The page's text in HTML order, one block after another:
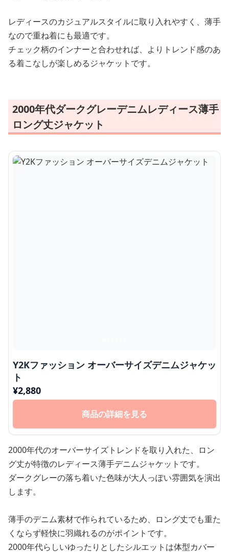
レディースのカジュアルスタイルに取り入れやすく、薄手
なので重ね着にも最適です。
チェック柄のインナーと合わせれば、よりトレンド感のあ
る着こなしが楽しめるジャケットです。
2000年代ダークグレーデニムレディース薄手
ロング丈ジャケット
Y2Kファッション オーバーサイズデニムジャケッ
ト
¥2,880
商品の詳細を見る
2000年代のオーバーサイズトレンドを取り入れた、ロン
グ丈が特徴のレディース薄手デニムジャケットです。
ダークグレーの落ち着いた色味が大人っぽい雰囲気を演出
します。
薄手のデニム素材で作られているため、ロング丈でも重た
くならず軽快に羽織れるのがポイントです。
2000年代らしいゆったりとしたシルエットは体型カバー